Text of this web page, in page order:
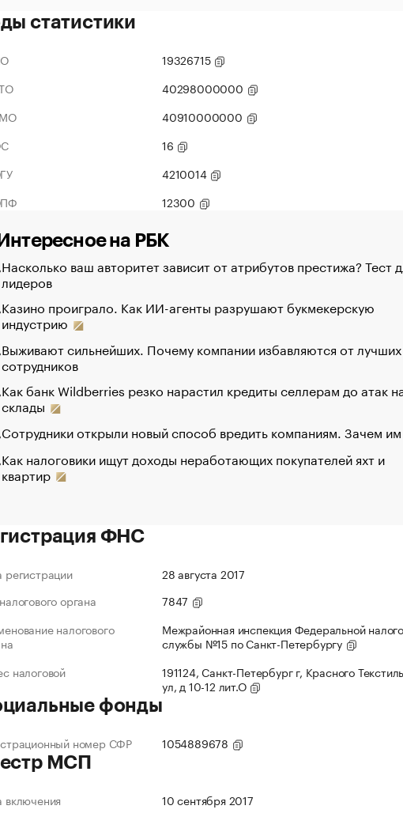
статистики
19326715
40298000000
40910000000
16
4210014
12300
Интересное на РБК
Насколько ваш авторитет зависит от атрибутов престижа? Тест
лидеров
Казино проиграло. Как ИИ-агенты разрушают букмекерскую
индустрию
Выживают сильнейших. Почему компании избавляются от лучших
сотрудников
Как банк Wildberries резко нарастил кредиты селлерам до атак
склады
Сотрудники открыли новый способ вредить компаниям. Зачем
Как налоговики ищут доходы неработающих покупателей яхт и
квартир
ФНС
регистрации
28 августа 2017
органа
7847
налогового
Межрайонная инспекция Федеральной
службы №15 по Санкт-Петербургу
налоговой
191124, Санкт-Петербург г, Красного
ул, д 10-12 лит.О
фонды
номер СФР 1054889678
МСП
включения
10 сентября 2017